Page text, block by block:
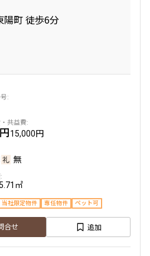
陽町 徒歩6分
15,000円
無
㎡
当社限定物件 専任物件 ペット可
合せ 追加